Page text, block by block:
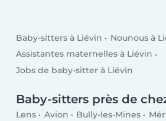
Baby-sitters à Liévin
Nounous à
Assistantes maternelles à Liévin
Jobs de baby-sitter à Liévin
Baby-sitters près de
Lens Avion Bully-les-Mines